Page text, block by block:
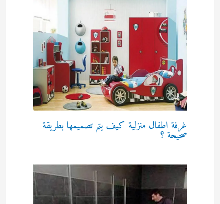
غرفة اطفال منزلية كيف يتم تصميمها بطريقة
صحيحة ؟